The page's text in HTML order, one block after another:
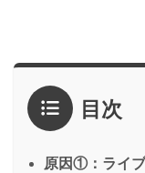
目次
原因①：ライ